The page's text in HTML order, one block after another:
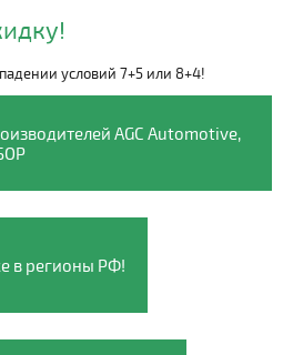
о компании
условий 7+5 или 8+4!
AGC Automotive,
в регионы РФ!